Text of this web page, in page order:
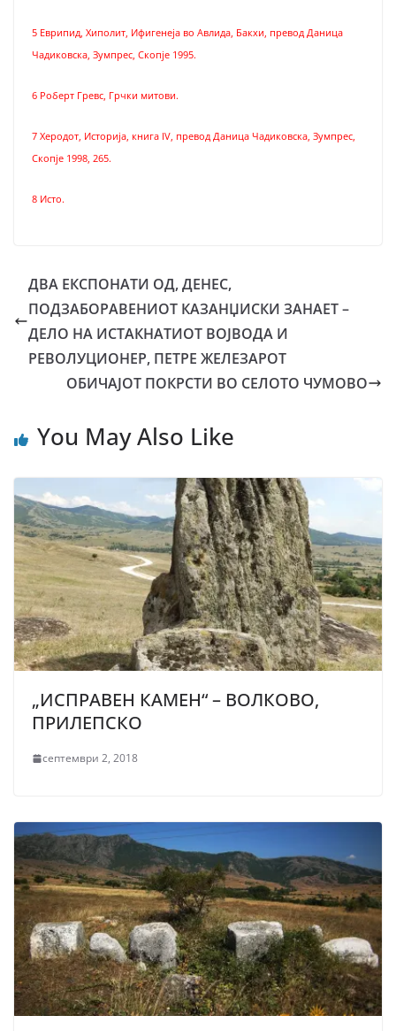
5 Еврипид, Хиполит, Ифигенеја во Авлида, Бакхи, превод Даница
Чадиковска, Зумпрес, Скопје 1995.
6 Роберт Гревс, Грчки митови.
7 Херодот, Историја, книга IV, превод Даница Чадиковска, Зумпрес,
Скопје 1998, 265.
8 Исто.
ДВА ЕКСПОНАТИ ОД, ДЕНЕС,
ПОДЗАБОРАВЕНИОТ КАЗАНЏИСКИ ЗАНАЕТ –
ДЕЛО НА ИСТАКНАТИОТ ВОЈВОДА И
РЕВОЛУЦИОНЕР, ПЕТРЕ ЖЕЛЕЗАРОТ
ОБИЧАЈОТ ПОКРСТИ ВО СЕЛОТО ЧУМОВО
You May Also Like
„ИСПРАВЕН КАМЕН“ – ВОЛКОВО,
ПРИЛЕПСКО
септември 2, 2018